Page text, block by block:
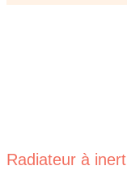
Radiateur à